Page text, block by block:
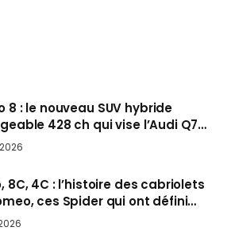
8 : le nouveau SUV hybride
428 ch qui vise l’Audi Q7
Europe cet automne
8C, 4C : l’histoire des cabriolets
ces Spider qui ont défini
rouler cheveux au vent